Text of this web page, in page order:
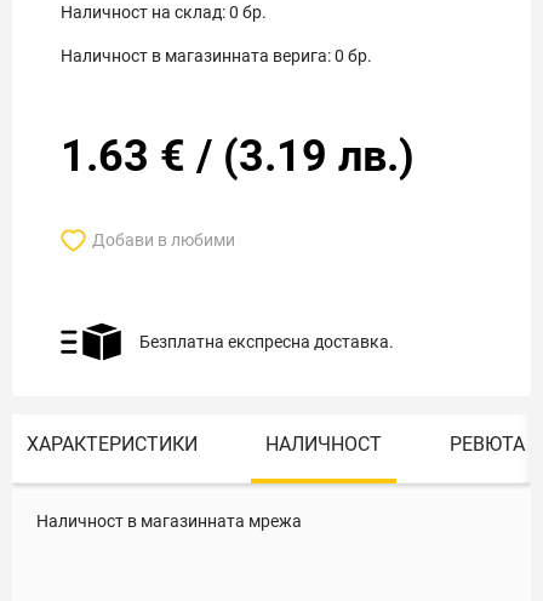
Наличност на склад:0 бр.
Наличност в магазинната верига:0 бр.
1.63 € / (3.19 лв.)
Добави в любими
Безплатна експресна доставка.
ХАРАКТЕРИСТИКИ НАЛИЧНОСТ РЕВЮТА
Наличност в магазинната мрежа